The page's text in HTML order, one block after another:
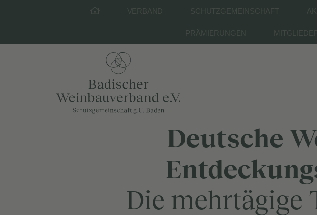
VERBAND SCHUTZGEMEINSCHAFT
PRÄMIERUNGEN
Deutsche
Die mehrtägige